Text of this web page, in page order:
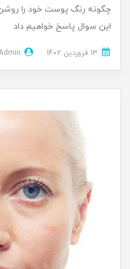
چگونه رنگ پوست خود را
این سوال پاسخ خواهیم داد